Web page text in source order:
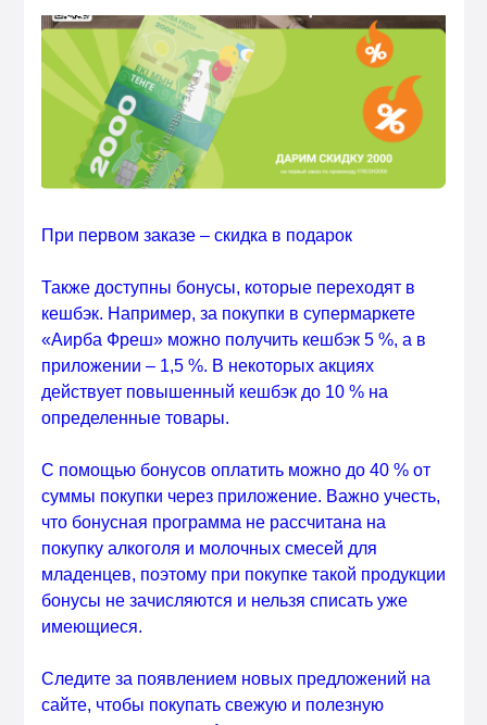
При первом заказе – скидка в подарок
Также доступны бонусы, которые переходят в
кешбэк. Например, за покупки в супермаркете
«Аирба Фреш» можно получить кешбэк 5 %, а в
приложении – 1,5 %. В некоторых акциях
действует повышенный кешбэк до 10 % на
определенные товары.
С помощью бонусов оплатить можно до 40 % от
суммы покупки через приложение. Важно учесть,
что бонусная программа не рассчитана на
покупку алкоголя и молочных смесей для
младенцев, поэтому при покупке такой продукции
бонусы не зачисляются и нельзя списать уже
имеющиеся.
Следите за появлением новых предложений на
сайте, чтобы покупать свежую и полезную